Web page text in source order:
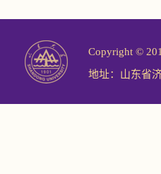
Copyright ©
地址：山东省